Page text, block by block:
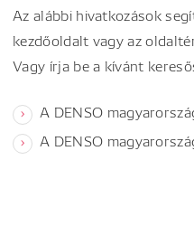
Az alábbi hivatkozások
kezdőoldalt vagy az
Vagy írja be a kívánt
A DENSO
A DENSO